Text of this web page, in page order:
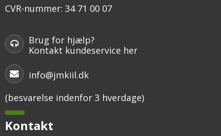
CVR-nummer: 34 71 00 07
Brug for hjælp?
Kontakt kundeservice her
info@jmkiil.dk
(besvarelse indenfor 3 hverdage)
Kontakt